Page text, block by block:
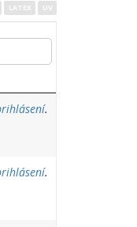
LATEX UV
.
.